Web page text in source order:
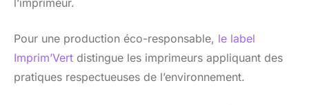
l’imprimeur.
Pour une production éco-responsable, le label
Imprim’Vert distingue les imprimeurs appliquant des
pratiques respectueuses de l’environnement.